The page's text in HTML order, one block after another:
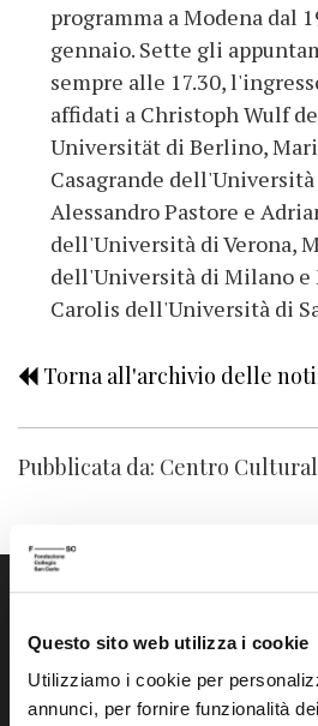
Questo sito web utilizza i cookie
Utilizziamo i cookie per
annunci, per fornire funzionalità
programma a Modena dal
gennaio. Sette gli
sempre alle 17.30,
affidati a Christoph Wulf
Universität di Berlino,
Casagrande
Alessandro Pastore e
dell'Università di Verona,
dell'Università di Milano e
Carolis dell'Università di
Torna all'archivio delle
Pubblicata da: Centro